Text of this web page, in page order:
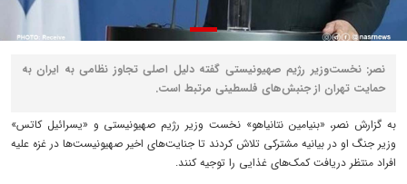
نصر: نخست‌وزیر رژیم صهیونیستی گفته دلیل اصلی تجاوز نظامی به ایران به
حمایت تهران از جنبش‌های فلسطینی مرتبط است.
به گزارش نصر، «بنیامین نتانیاهو» نخست وزیر رژیم صهیونیستی و «یسرائیل کاتس»
وزیر جنگ او در بیانیه مشترکی تلاش کردند تا جنایت‌های اخیر صهیونیست‌ها در غزه علیه
افراد منتظر دریافت کمک‌های غذایی را توجیه کنند.